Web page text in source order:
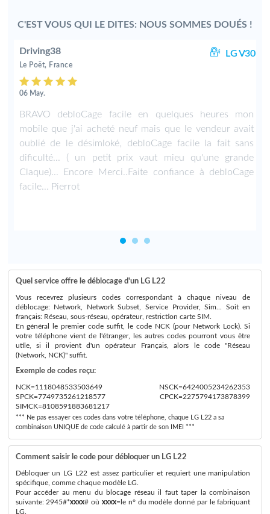
C'EST VOUS QUI LE DITES: NOUS SOMMES DOUÉS !
Driving38 LG V30
Le Poët, France
06 May.
BRAVO debloCage facile en quelques heures mon
mobile que j'ai acheté neuf mais que le vendeur avait
oublié de le désimloké, debloCage facile la fait sans
dificulté... ( un petit prix vaut mieu qu'une grande
Claque)... Encore Merci..Faite confiance à debloCage
facile... Pierrot
Quel service offre le déblocage d'un LG L22
Vous recevrez plusieurs codes correspondant à chaque niveau de
déblocage: Network, Network Subset, Service Provider, Sim... Soit en
français: Réseau, sous-réseau, opérateur, restriction carte SIM.
En général le premier code suffit, le code NCK (pour Network Lock). Si
votre téléphone vient de l'étranger, les autres codes pourront vous être
utile, si il provient d'un opérateur Français, alors le code "Réseau
(Network, NCK)" suffit.
Exemple de codes reçu:
NCK=1118048533503649 NSCK=6424005234262353
SPCK=7749735261218577 CPCK=2275794173878399
SIMCK=8108591883681217
*** Ne pas essayer ces codes dans votre téléphone, chaque LG L22 a sa
combinaison UNIQUE de code calculé à partir de son IMEI ***
Comment saisir le code pour débloquer un LG L22
Débloquer un LG L22 est assez particulier et requiert une manipulation
spécifique, comme chaque modèle LG.
Pour accéder au menu du blocage réseau il faut taper la combinaison
suivante: 2945#*xxxx# où xxxx=le n° du modèle donné par le fabriquant
LG.